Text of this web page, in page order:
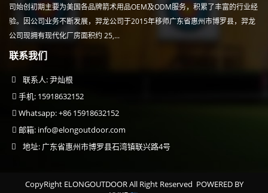
司始创初期主要为美国各品牌箭术用品OEM及ODM服务，积累了丰富的行业经
验。因公司业务不断发展，羿龙公司于2015年移师广东省惠州市博罗县，羿龙
公司现拥有现代化厂房面积约 25,...
联系我们
联系人: 尹灿根
手机: 15918632152
Whatsapp: +86 15918632152
邮箱: info@elongoutdoor.com
地址: 广东省惠州市博罗县石湾镇联兴路4号
CopyRight ELONGOUTDOOR All Right Reserved POWERED BY